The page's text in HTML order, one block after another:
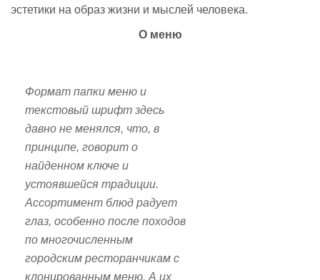
эстетики на образ жизни и мыслей человека.
О меню
Формат папки меню и
текстовый шрифт здесь
давно не менялся, что, в
принципе, говорит о
найденном ключе и
устоявшейся традиции.
Ассортимент блюд радует
глаз, особенно после походов
по многочисленным
городским ресторанчикам с
клонированным меню. А их